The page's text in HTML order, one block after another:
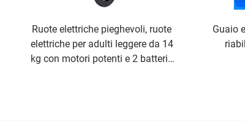
Ruote elettriche pieghevoli, ruote
elettriche per adulti leggere da 14
kg con motori potenti e 2 batterie
Guaio